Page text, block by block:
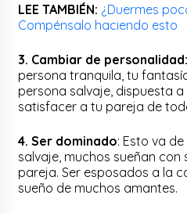
LEE TAMBIÉN: ¿Duermes
Compénsalo haciendo esto
3. Cambiar de personalidad:
persona tranquila, tu
persona salvaje, dispuesta
satisfacer a tu pareja de
4. Ser dominado: Esto va
salvaje, muchos sueñan
pareja. Ser esposados a la
sueño de muchos amantes.